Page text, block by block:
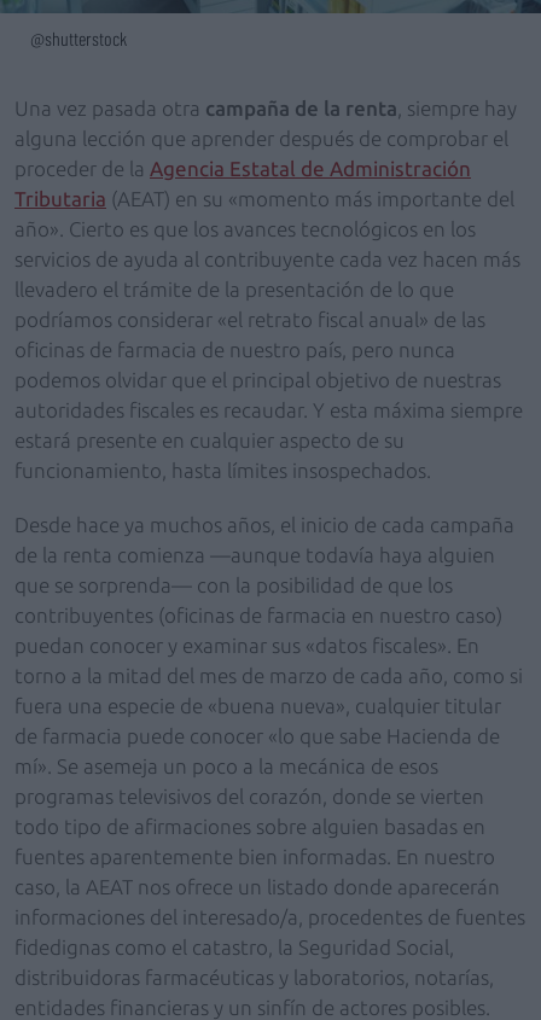
@shutterstock
Una vez pasada otra campaña de la renta , siempre hay
alguna lección que aprender después de comprobar el
proceder de la Agencia Estatal de Administración
Tributaria (AEAT) en su «momento más importante del
año». Cierto es que los avances tecnológicos en los
servicios de ayuda al contribuyente cada vez hacen más
llevadero el trámite de la presentación de lo que
podríamos considerar «el retrato fiscal anual» de las
oficinas de farmacia de nuestro país, pero nunca
podemos olvidar que el principal objetivo de nuestras
autoridades fiscales es recaudar. Y esta máxima siempre
estará presente en cualquier aspecto de su
funcionamiento, hasta límites insospechados.
Desde hace ya muchos años, el inicio de cada campaña
de la renta comienza —aunque todavía haya alguien
que se sorprenda— con la posibilidad de que los
contribuyentes (oficinas de farmacia en nuestro caso)
puedan conocer y examinar sus «datos fiscales». En
torno a la mitad del mes de marzo de cada año, como si
fuera una especie de «buena nueva», cualquier titular
de farmacia puede conocer «lo que sabe Hacienda de
mí». Se asemeja un poco a la mecánica de esos
programas televisivos del corazón, donde se vierten
todo tipo de afirmaciones sobre alguien basadas en
fuentes aparentemente bien informadas. En nuestro
caso, la AEAT nos ofrece un listado donde aparecerán
informaciones del interesado/a, procedentes de fuentes
fidedignas como el catastro, la Seguridad Social,
distribuidoras farmacéuticas y laboratorios, notarías,
entidades financieras y un sinfín de actores posibles.